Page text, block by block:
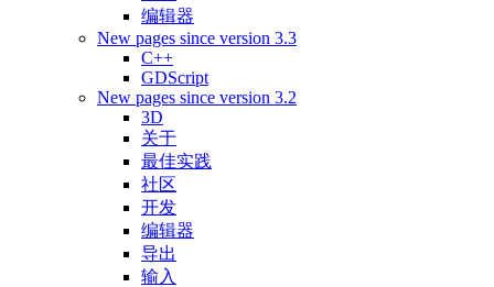
编辑器
New pages since version 3.3
C++
GDScript
New pages since version 3.2
3D
关于
最佳实践
社区
开发
编辑器
导出
输入